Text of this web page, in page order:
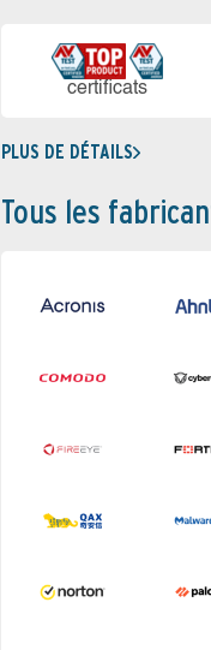
certi­ficats
PLUS DE DÉTAILS
Tous les